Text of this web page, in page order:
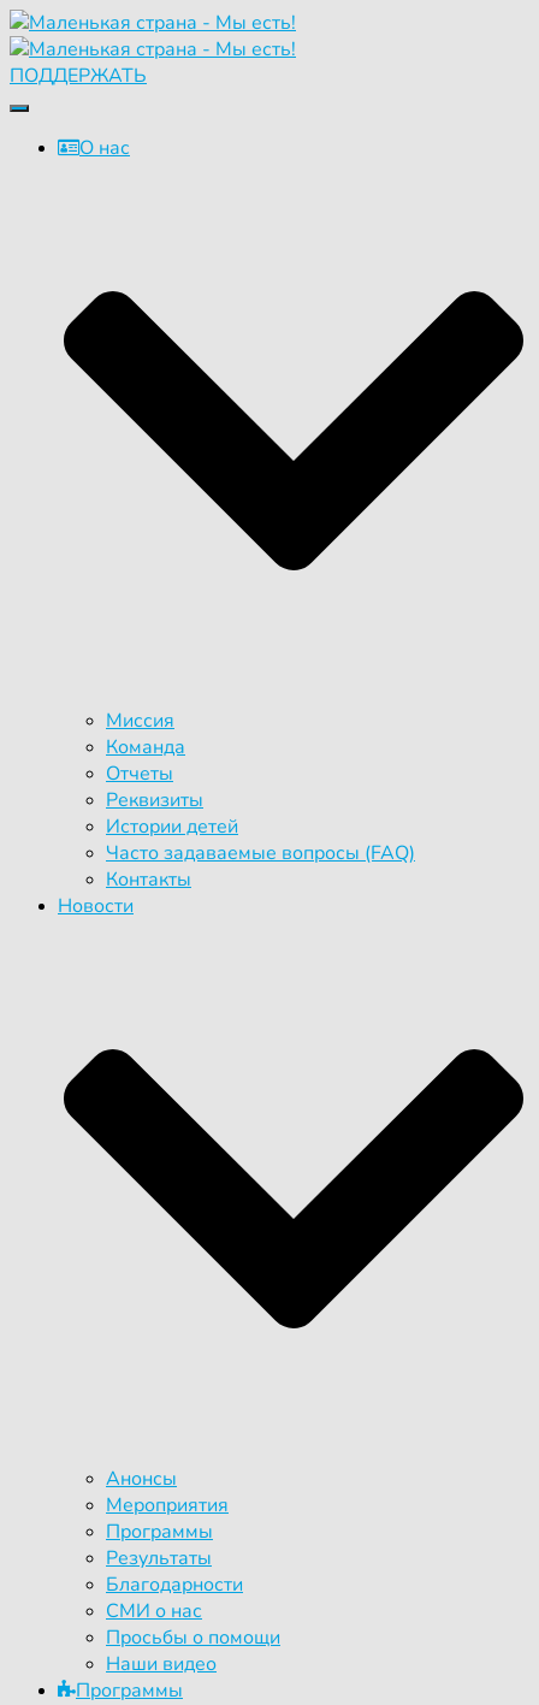
ПОДДЕРЖАТЬ
Переключить
навигациюО нас
Миссия
Команда
Отчеты
Реквизиты
Истории детей
Часто задаваемые вопросы (FAQ)
Контакты
Новости
Анонсы
Мероприятия
Программы
Результаты
Благодарности
СМИ о нас
Просьбы о помощи
Наши видео
Программы